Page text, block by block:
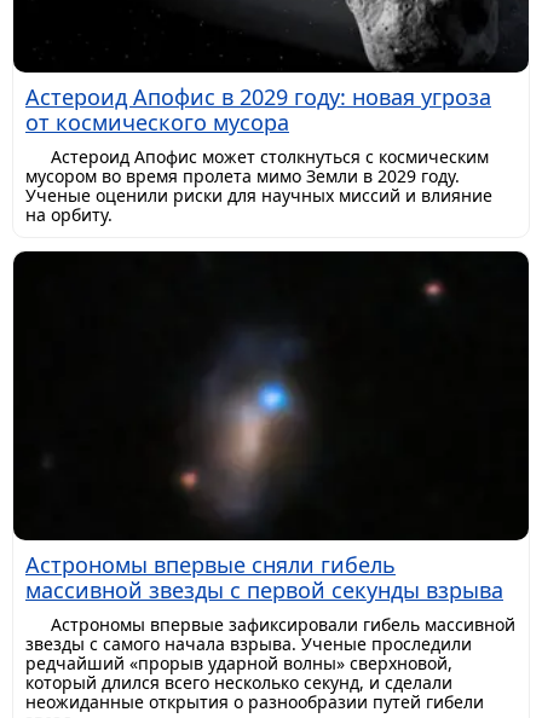
Астероид Апофис в 2029 году: новая угроза
от космического мусора
Астероид Апофис может столкнуться с космическим
мусором во время пролета мимо Земли в 2029 году.
Ученые оценили риски для научных миссий и влияние
на орбиту.
Астрономы впервые сняли гибель
массивной звезды с первой секунды взрыва
Астрономы впервые зафиксировали гибель массивной
звезды с самого начала взрыва. Ученые проследили
редчайший «прорыв ударной волны» сверхновой,
который длился всего несколько секунд, и сделали
неожиданные открытия о разнообразии путей гибели